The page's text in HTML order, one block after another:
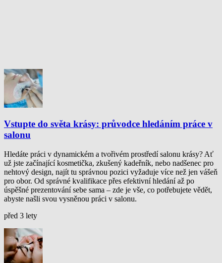
Vstupte do světa krásy: průvodce hledáním práce v
salonu
Hledáte práci v dynamickém a tvořivém prostředí salonu krásy? Ať
už jste začínající kosmetička, zkušený kadeřník, nebo nadšenec pro
nehtový design, najít tu správnou pozici vyžaduje více než jen vášeň
pro obor. Od správné kvalifikace přes efektivní hledání až po
úspěšné prezentování sebe sama – zde je vše, co potřebujete vědět,
abyste našli svou vysněnou práci v salonu.
před 3 lety